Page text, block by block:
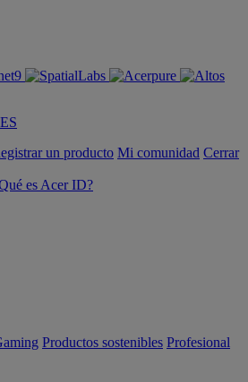
un producto Mi comunidad Cerrar
es Acer ID?
Productos sostenibles Profesional